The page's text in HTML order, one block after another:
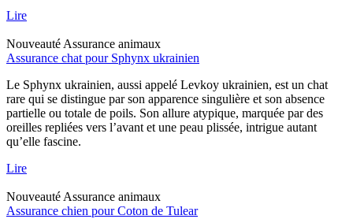
Lire
Nouveauté Assurance animaux
Assurance chat pour Sphynx ukrainien
Le Sphynx ukrainien, aussi appelé Levkoy ukrainien, est un chat
rare qui se distingue par son apparence singulière et son absence
partielle ou totale de poils. Son allure atypique, marquée par des
oreilles repliées vers l’avant et une peau plissée, intrigue autant
qu’elle fascine.
Lire
Nouveauté Assurance animaux
Assurance chien pour Coton de Tulear